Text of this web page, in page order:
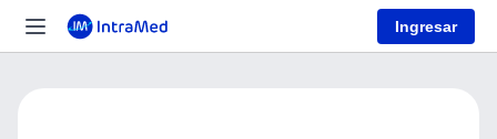
Ingresar